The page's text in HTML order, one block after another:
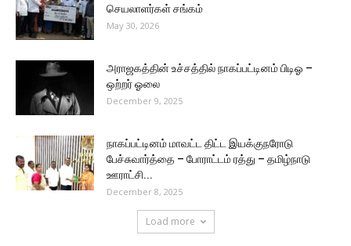
செயலாளர்கள் சங்கம்
May 30, 2026
அராஜகத்தின் உச்சத்தில் நாகப்பட்டினம் பிடிஓ –
ஒற்றர் ஓலை
December 9, 2025
நாகப்பட்டினம் மாவட்ட திட்ட இயக்குநரோடு
பேச்சுவார்த்தை – போராட்டம் ரத்து – தமிழ்நாடு
ஊராட்சி...
December 8, 2025
Load more